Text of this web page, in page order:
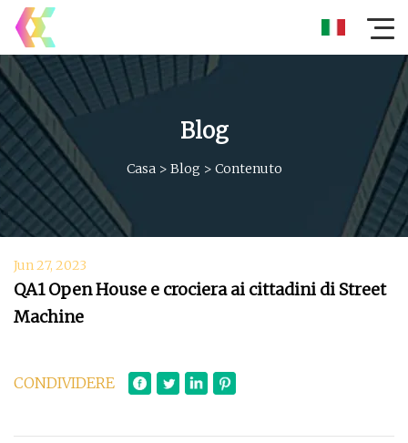
Blog
Casa > Blog > Contenuto
Jun 27, 2023
QA1 Open House e crociera ai cittadini di Street
Machine
CONDIVIDERE